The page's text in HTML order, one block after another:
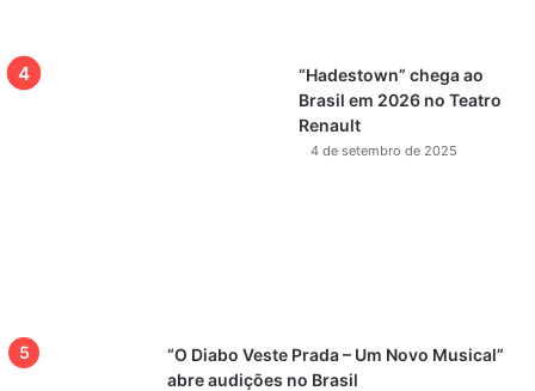
“Hadestown” chega ao
Brasil em 2026 no Teatro
Renault
4 de setembro de 2025
“O Diabo Veste Prada – Um Novo Musical”
abre audições no Brasil